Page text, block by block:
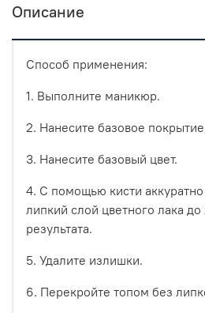
Описание
Способ применения:
1. Выполните маникюр.
2. Нанесите базовое
3. Нанесите базовый цвет.
4. С помощью кисти
липкий слой цветного лака
результата.
5. Удалите излишки.
6. Перекройте топом без